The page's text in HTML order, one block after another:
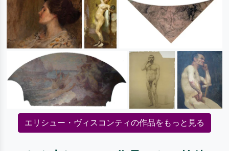
エリシュー・ヴィスコンティの作品をもっと見る